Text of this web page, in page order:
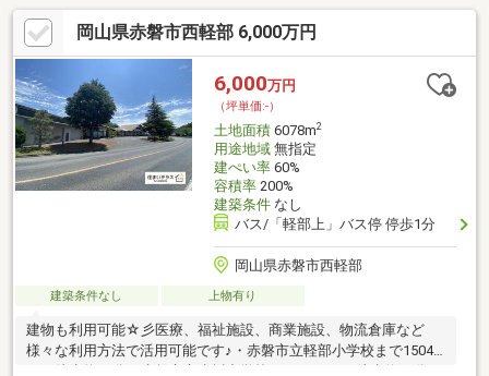
提案も可能です。3Dモデリングでリフォームの完成予想図を立体
的に表現。購入・買い替え・購入+リノベーションなど、お気軽
にご相談ください！お問い合わせは【086-250-9005】または資料
請求・来場予約ボタンから。 *
*☆* *☆* *☆* *☆* *☆*
岡山県赤磐市西軽部 6,000万円
6,000万円
（坪単価:-）
土地面積6078m2
用途地域無指定
建ぺい率60%
容積率200%
建築条件なし
バス/「軽部上」バス停 停歩1分
岡山県赤磐市西軽部
建築条件なし 上物有り
建物も利用可能☆彡医療、福祉施設、商業施設、物流倉庫など
様々な利用方法で活用可能です♪・赤磐市立軽部小学校まで1504